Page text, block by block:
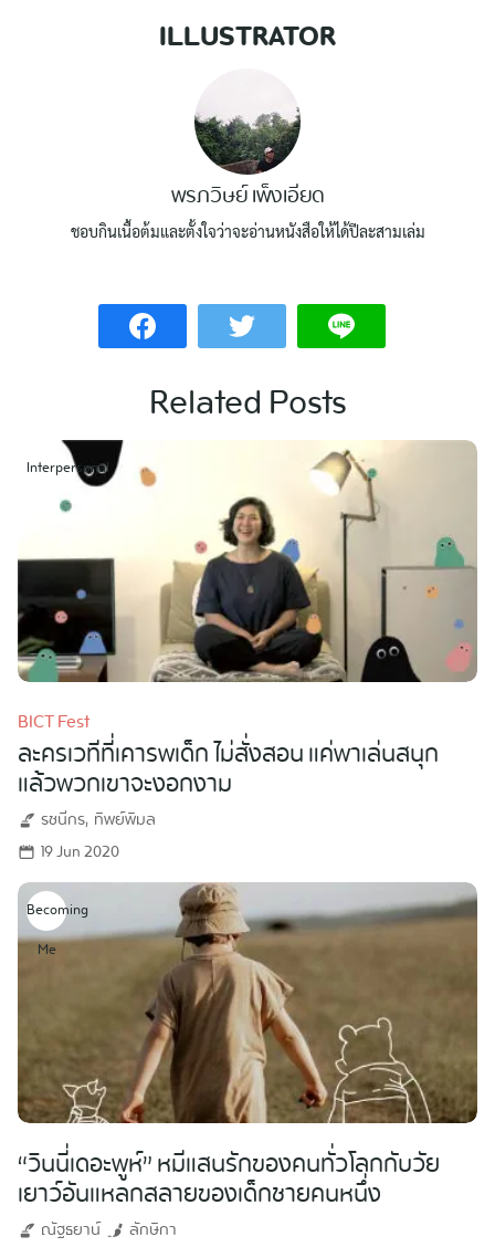
ILLUSTRATOR
พรภวิษย์ เพ็งเอียด
ชอบกินเนื้อต้มและตั้งใจว่าจะอ่านหนังสือให้ได้ปีละสามเล่ม
Related Posts
Interpersonal
BICT Fest
ละครเวทีที่เคารพเด็ก ไม่สั่งสอน แค่พาเล่นสนุก
แล้วพวกเขาจะงอกงาม
รชนีกร ทิพย์พิมล
19 Jun 2020
Becoming
Me
“วินนี่เดอะพูห์” หมีแสนรักของคนทั่วโลกกับวัย
เยาว์อันแหลกสลายของเด็กชายคนหนึ่ง
ณัฐธยาน์
ลักษิกา